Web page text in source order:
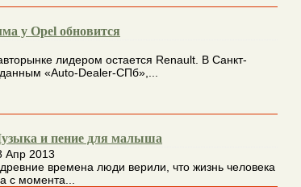
у Opel обновится
лидером остается Renault. В Санкт-
«Auto-Dealer-СПб»,...
и пение для малыша
Апр 2013
времена люди верили, что жизнь человека
с момента...